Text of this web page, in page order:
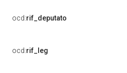
ocd:rif_deputato
ocd:rif_leg